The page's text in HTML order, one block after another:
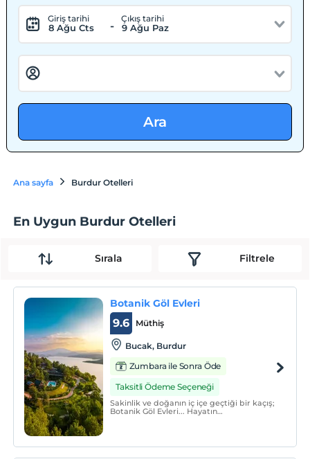
Giriş tarihi
8 Ağu Cts -
Çıkış tarihi
9 Ağu Paz
Ara
Ana sayfa Burdur Otelleri
En Uygun Burdur Otelleri
Sırala Filtrele
Botanik Göl Evleri
Müthiş
9.6
Bucak, Burdur
Zumbara ile Sonra Öde
Taksitli Ödeme Seçeneği
Sakinlik ve doğanın iç içe geçtiği bir kaçış;
Botanik Göl Evleri... Hayatın
dolu bir konaklama deneyimi sunar.